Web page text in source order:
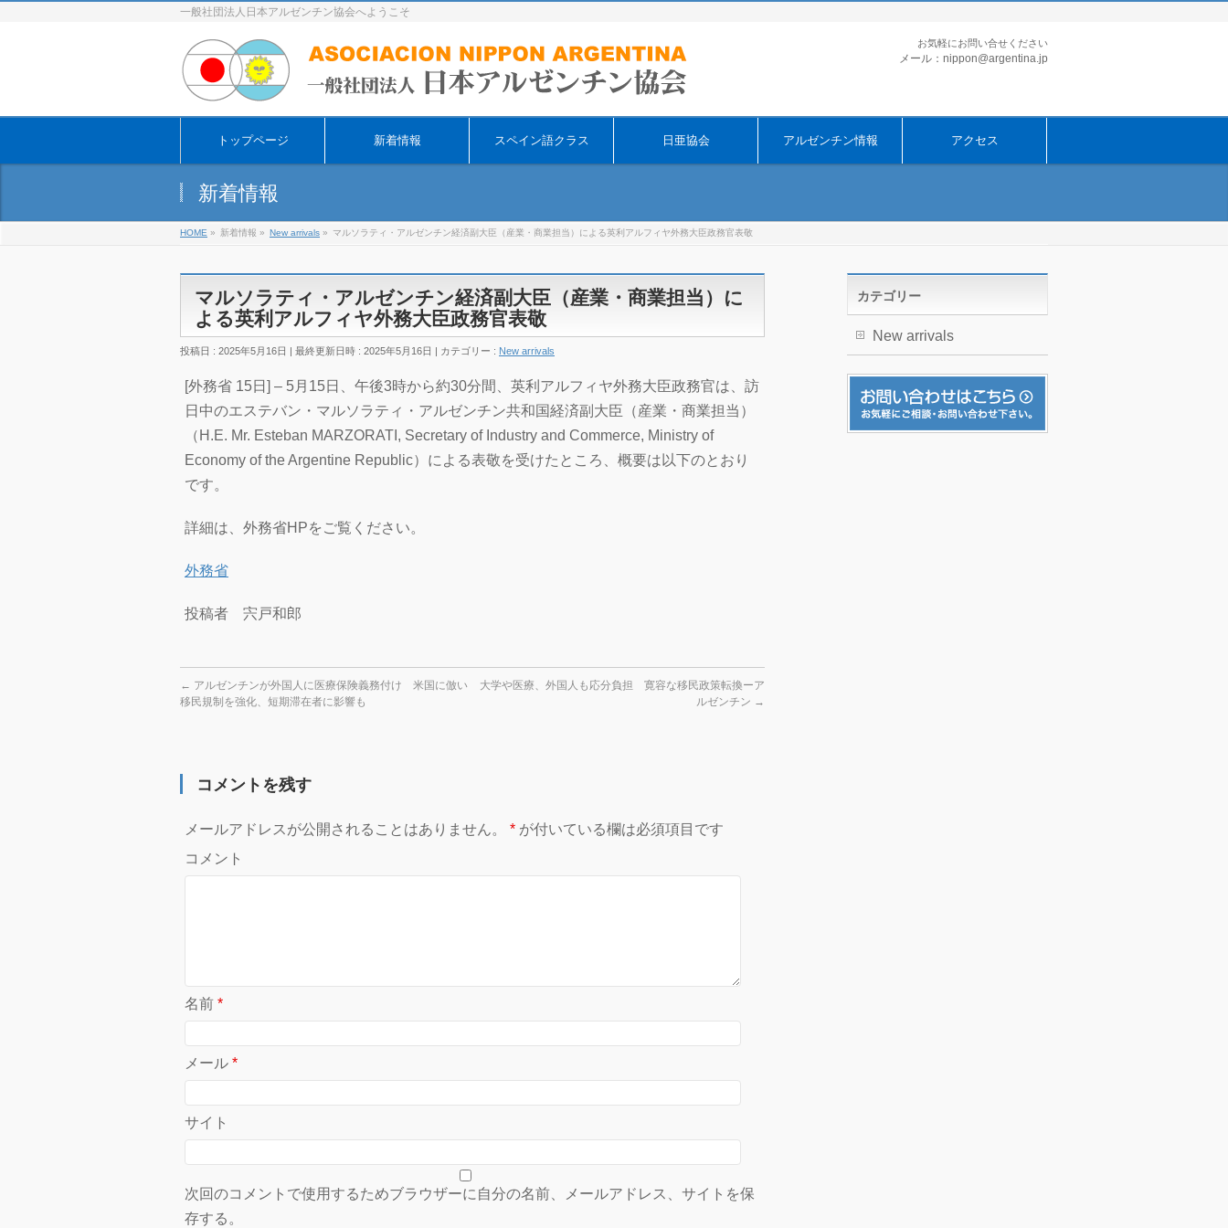
一般社団法人日本アルゼンチン協会へようこそ
お気軽にお問い合せください
メール：nippon@argentina.jp
トップページ 新着情報 スペイン語クラス 日亜協会 アルゼンチン情報 アクセス
新着情報
HOME » 新着情報 » New arrivals » マルソラティ・アルゼンチン経済副大臣（産業・商業担当）による英利アルフィヤ外務大臣政務官表敬
マルソラティ・アルゼンチン経済副大臣（産業・商業担当）に
よる英利アルフィヤ外務大臣政務官表敬
投稿日 : 2025年5月16日 最終更新日時 : 2025年5月16日 カテゴリー : New arrivals
[外務省 15日] – 5月15日、午後3時から約30分間、英利アルフィヤ外務大臣政務官は、訪
日中のエステバン・マルソラティ・アルゼンチン共和国経済副大臣（産業・商業担当）
（ H.E. Mr. Esteban MARZORATI, Secretary of Industry and Commerce, Ministry of
Economy of the Argentine Republic）による表敬を受けたところ、概要は以下のとおり
です。
詳細は、外務省HPをご覧ください。
外務省
投稿者 宍戸和郎
← アルゼンチンが外国人に医療保険義務付け 米国に倣い
移民規制を強化、短期滞在者に影響も
大学や医療、外国人も応分負担 寛容な移民政策転換ーア
ルゼンチン →
コメントを残す
メールアドレスが公開されることはありません。 * が付いている欄は必須項目です
コメント
名前 *
メール *
サイト
次回のコメントで使用するためブラウザーに自分の名前、メールアドレス、サイトを保
存する。
カテゴリー
New arrivals